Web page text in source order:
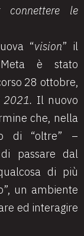
connettere le
“vision” il
è stato
28 ottobre,
2021. Il nuovo
che, nella
di “oltre” –
passare dal
di più
un ambiente
ed interagire